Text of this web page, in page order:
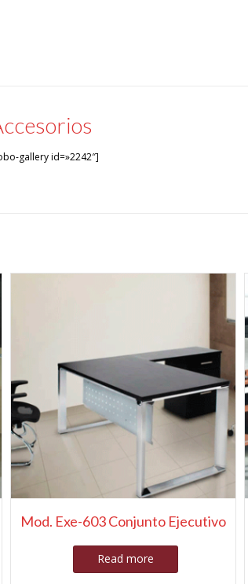
gallery id=»2242″]
Mod. Exe-603 Conjunto Ejecutivo
Read more